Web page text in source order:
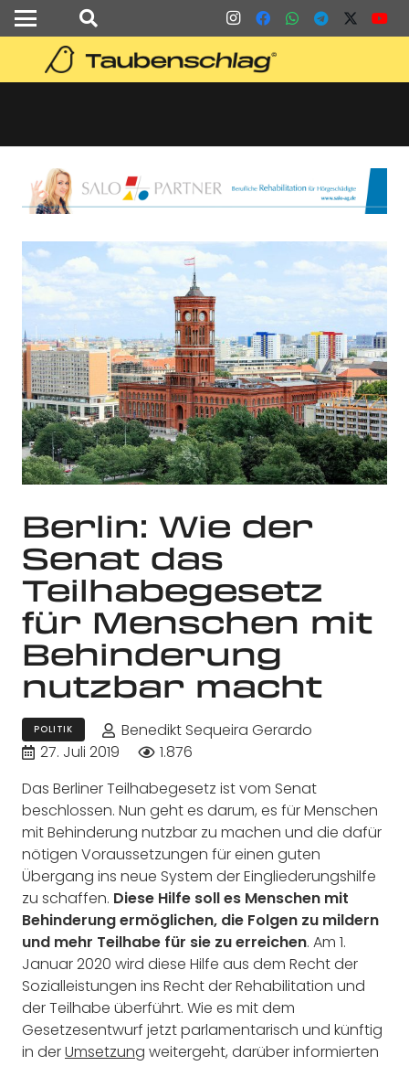
Berlin: Wie der
Senat das
Teilhabegesetz
für Menschen mit
Behinderung
nutzbar macht
POLITIK
Benedikt Sequeira Gerardo
27. Juli 2019
1.876
Das Berliner Teilhabegesetz ist vom Senat
beschlossen. Nun geht es darum, es für Menschen
mit Behinderung nutzbar zu machen und die dafür
nötigen Voraussetzungen für einen guten
Übergang ins neue System der Eingliederungshilfe
zu schaffen. Diese Hilfe soll es Menschen mit
Behinderung ermöglichen, die Folgen zu mildern
und mehr Teilhabe für sie zu erreichen. Am 1.
Januar 2020 wird diese Hilfe aus dem Recht der
Sozialleistungen ins Recht der Rehabilitation und
der Teilhabe überführt. Wie es mit dem
Gesetzesentwurf jetzt parlamentarisch und künftig
in derUmsetzung weitergeht, darüber informierten